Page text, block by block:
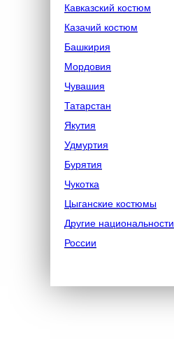
Кавказский костюм
Казачий костюм
Башкирия
Мордовия
Чувашия
Татарстан
Якутия
Удмуртия
Бурятия
Чукотка
Цыганские костюмы
Другие национальности
России